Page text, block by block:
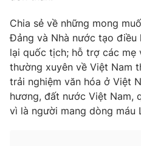
Chia sẻ về những mong
Đảng và Nhà nước tạo
lại quốc tịch; hỗ trợ các mẹ
thường xuyên về Việt Nam
trải nghiệm văn hóa ở Việt
hương, đất nước Việt Nam,
vì là người mang dòng máu